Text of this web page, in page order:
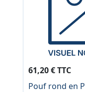
61,20 € TTC
Pouf rond en